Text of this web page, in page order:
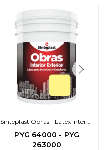
Sinteplast Obras - Latex Interior
Exterior
PYG 64000 - PYG
263000